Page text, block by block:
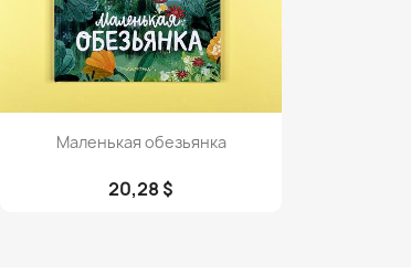
Просмотр
Маленькая обезьянка
20,28 $